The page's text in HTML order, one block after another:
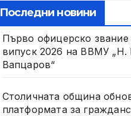
Последни новини
Първо офицерско звание
випуск 2026 на ВВМУ „Н.
Вапцаров“
Столичната община
платформата за